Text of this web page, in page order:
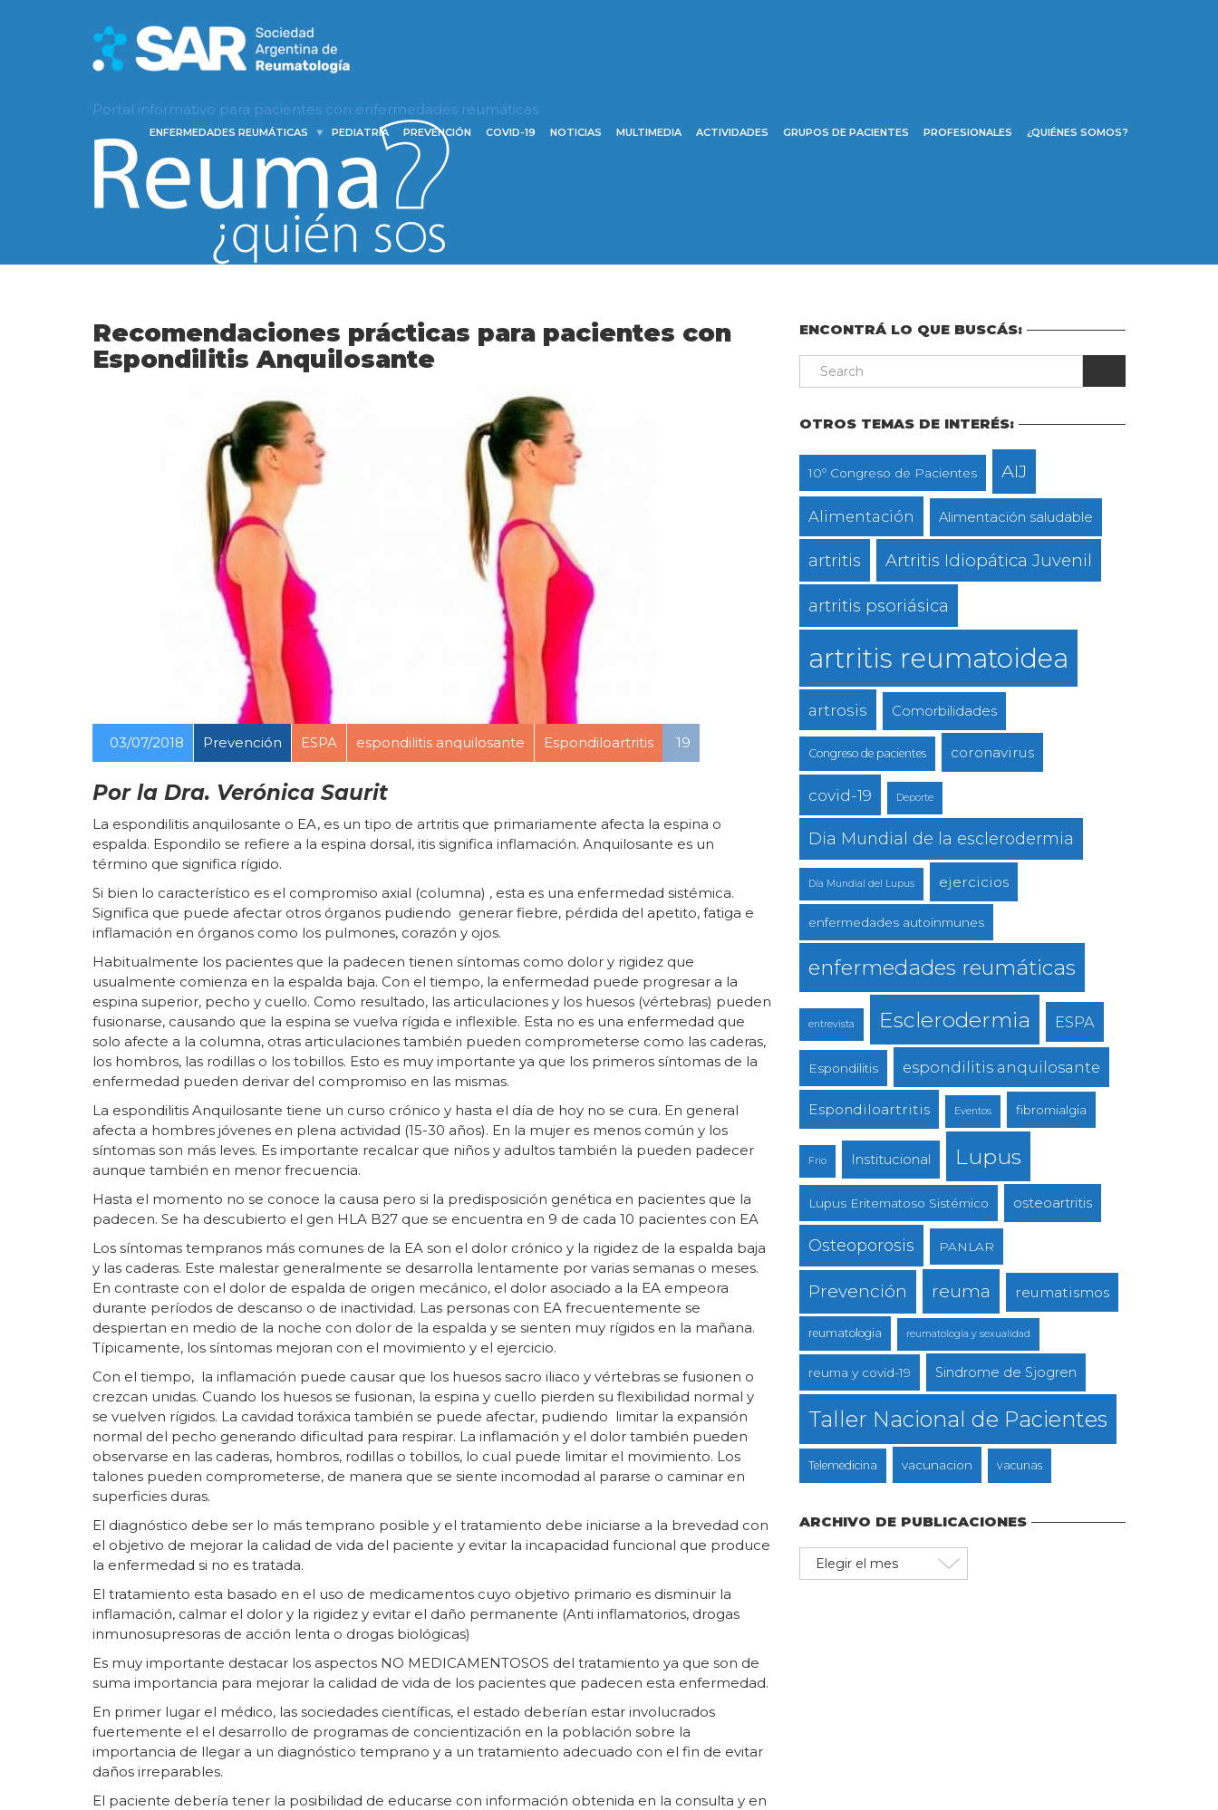
Portal informativo para pacientes con enfermedades reumáticas
ENFERMEDADES REUMÁTICAS PEDIATRÍA PREVENCIÓN COVID-19 NOTICIAS MULTIMEDIA ACTIVIDADES GRUPOS DE PACIENTES PROFESIONALES ¿QUIÉNES SOMOS?
Recomendaciones prácticas para pacientes con
Espondilitis Anquilosante
03/07/2018 Prevención ESPA espondilitis anquilosante Espondiloartritis 19
Por la Dra. Verónica Saurit
La espondilitis anquilosante o EA, es un tipo de artritis que primariamente afecta la espina o
espalda. Espondilo se refiere a la espina dorsal, itis significa inflamación. Anquilosante es un
término que significa rígido.
Si bien lo característico es el compromiso axial (columna) , esta es una enfermedad sistémica.
Significa que puede afectar otros órganos pudiendo generar fiebre, pérdida del apetito, fatiga e
inflamación en órganos como los pulmones, corazón y ojos.
Habitualmente los pacientes que la padecen tienen síntomas como dolor y rigidez que
usualmente comienza en la espalda baja. Con el tiempo, la enfermedad puede progresar a la
espina superior, pecho y cuello. Como resultado, las articulaciones y los huesos (vértebras) pueden
fusionarse, causando que la espina se vuelva rígida e inflexible. Esta no es una enfermedad que
solo afecte a la columna, otras articulaciones también pueden comprometerse como las caderas,
los hombros, las rodillas o los tobillos. Esto es muy importante ya que los primeros síntomas de la
enfermedad pueden derivar del compromiso en las mismas.
La espondilitis Anquilosante tiene un curso crónico y hasta el día de hoy no se cura. En general
afecta a hombres jóvenes en plena actividad (15-30 años). En la mujer es menos común y los
síntomas son más leves. Es importante recalcar que niños y adultos también la pueden padecer
aunque también en menor frecuencia.
Hasta el momento no se conoce la causa pero si la predisposición genética en pacientes que la
padecen. Se ha descubierto el gen HLA B27 que se encuentra en 9 de cada 10 pacientes con EA
Los síntomas tempranos más comunes de la EA son el dolor crónico y la rigidez de la espalda baja
y las caderas. Este malestar generalmente se desarrolla lentamente por varias semanas o meses.
En contraste con el dolor de espalda de origen mecánico, el dolor asociado a la EA empeora
durante períodos de descanso o de inactividad. Las personas con EA frecuentemente se
despiertan en medio de la noche con dolor de la espalda y se sienten muy rígidos en la mañana.
Típicamente, los síntomas mejoran con el movimiento y el ejercicio.
Con el tiempo, la inflamación puede causar que los huesos sacro iliaco y vértebras se fusionen o
crezcan unidas. Cuando los huesos se fusionan, la espina y cuello pierden su flexibilidad normal y
se vuelven rígidos. La cavidad toráxica también se puede afectar, pudiendo limitar la expansión
normal del pecho generando dificultad para respirar. La inflamación y el dolor también pueden
observarse en las caderas, hombros, rodillas o tobillos, lo cual puede limitar el movimiento. Los
talones pueden comprometerse, de manera que se siente incomodad al pararse o caminar en
superficies duras.
El diagnóstico debe ser lo más temprano posible y el tratamiento debe iniciarse a la brevedad con
el objetivo de mejorar la calidad de vida del paciente y evitar la incapacidad funcional que produce
la enfermedad si no es tratada.
El tratamiento esta basado en el uso de medicamentos cuyo objetivo primario es disminuir la
inflamación, calmar el dolor y la rigidez y evitar el daño permanente (Anti inflamatorios, drogas
inmunosupresoras de acción lenta o drogas biológicas)
Es muy importante destacar los aspectos NO MEDICAMENTOSOS del tratamiento ya que son de
suma importancia para mejorar la calidad de vida de los pacientes que padecen esta enfermedad.
En primer lugar el médico, las sociedades científicas, el estado deberían estar involucrados
fuertemente el el desarrollo de programas de concientización en la población sobre la
importancia de llegar a un diagnóstico temprano y a un tratamiento adecuado con el fin de evitar
daños irreparables.
El paciente debería tener la posibilidad de educarse con información obtenida en la consulta y en
ENCONTRÁ LO QUE BUSCÁS:
OTROS TEMAS DE INTERÉS:
10º Congreso de Pacientes AIJ
Alimentación Alimentación saludable
artritis Artritis Idiopática Juvenil
artritis psoriásica
artritis reumatoidea
artrosis Comorbilidades
Congreso de pacientes coronavirus
covid-19 Deporte
Dia Mundial de la esclerodermia
Día Mundial del Lupus ejercicios
enfermedades autoinmunes
enfermedades reumáticas
entrevista Esclerodermia ESPA
Espondilitis espondilitis anquilosante
Espondiloartritis Eventos fibromialgia
Frio Institucional Lupus
Lupus Eritematoso Sistémico osteoartritis
Osteoporosis PANLAR
Prevención reuma reumatismos
reumatologia reumatologia y sexualidad
reuma y covid-19 Sindrome de Sjogren
Taller Nacional de Pacientes
Telemedicina vacunacion vacunas
ARCHIVO DE PUBLICACIONES
Archivo
de